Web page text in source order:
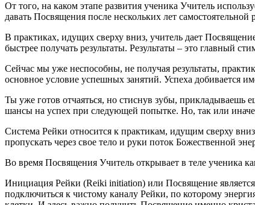
От того, на каком этапе развития ученика Учитель
давать Посвящения после нескольких лет
В практиках, идущих сверху вниз, учитель дает
быстрее получать результаты. Результаты – это главный
Сейчас мы уже неспособны, не получая результаты,
основное условие успешных занятий. Успеха добивается
Ты уже готов отчаяться, но стиснув зубы, прикладываешь
шансы на успех при следующей попытке. Но, так или
Система Рейки относится к практикам, идущим сверху
пропускать через свое тело и руки поток Божественной
Во время Посвящения Учитель открывает в теле ученика
Инициация Рейки (Reiki initiation) или Посвящение
подключиться к чистому каналу Рейки, по которому